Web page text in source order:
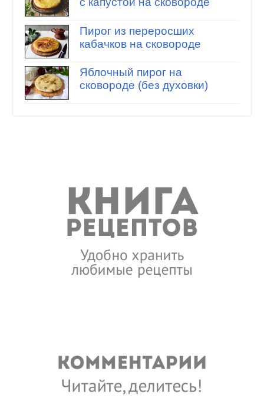
Пирог из переросших
кабачков на сковороде
Яблочный пирог на
сковороде (без духовки)